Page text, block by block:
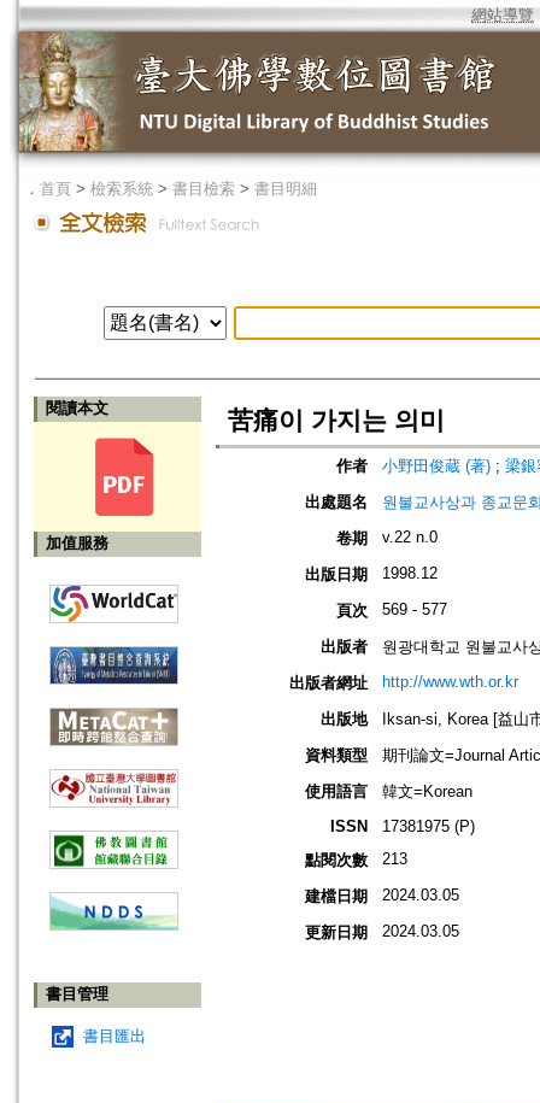
網站導覽
． 首頁 > 檢索系統 > 書目檢索 > 書目明細
閱讀本文
加值服務
書目管理
書目匯出
苦痛이 가지는 의미
作者 小野田俊蔵 (著) ; 梁銀
出處題名
원불교사상과 종교문
卷期
v.22 n.0
出版日期 1998.12
頁次 569 - 577
出版者
원광대학교 원불교사
出版者網址
http://www.wth.or.kr
出版地
Iksan-si, Korea [益山
資料類型
期刊論文=Journal
使用語言
韓文=Korean
ISSN
17381975 (P)
點閱次數
213
建檔日期 2024.03.05
更新日期 2024.03.05